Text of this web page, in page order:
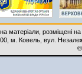
матеріали, розміщені
м. Ковель, вул.